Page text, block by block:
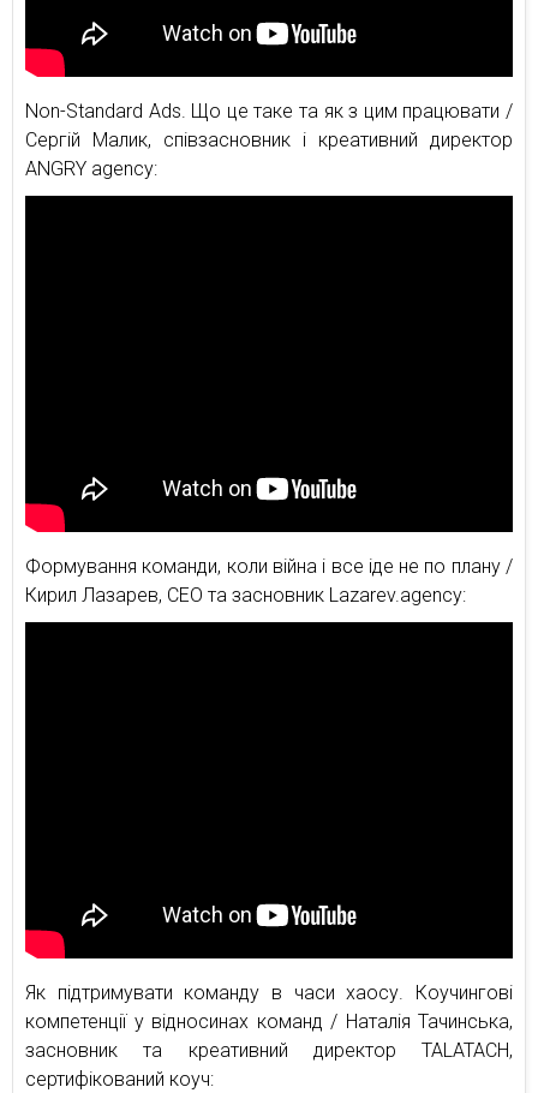
Non-Standard Ads. Що це таке та як з цим працювати /
Сергій Малик, співзасновник і креативний директор
ANGRY agency:
Формування команди, коли війна і все іде не по плану /
Кирил Лазарев, CEO та засновник Lazarev.agency:
Як підтримувати команду в часи хаосу. Коучингові
компетенції у відносинах команд / Наталія Тачинська,
засновник та креативний директор TALATACH,
сертифікований коуч: